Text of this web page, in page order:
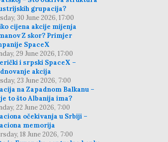
grupacija?
30 June 2026, 17:00
cijena akcije mijenja
Z skor? Primjer
SpaceX
29 June 2026, 17:00
i srpski SpaceX –
akcija
23 June 2026, 7:00
na Zapadnom Balkanu –
to što Albanija ima?
22 June 2026, 7:00
očekivanja u Srbiji –
memorija
18 June 2026, 7:00